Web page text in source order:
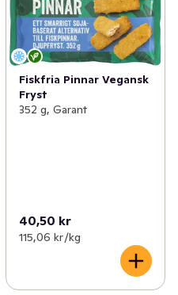
Fiskfria Pinnar Vegansk
Fryst
352 g, Garant
40,50 kr
115,06 kr /kg